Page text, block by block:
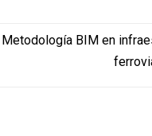
Metodología BIM en